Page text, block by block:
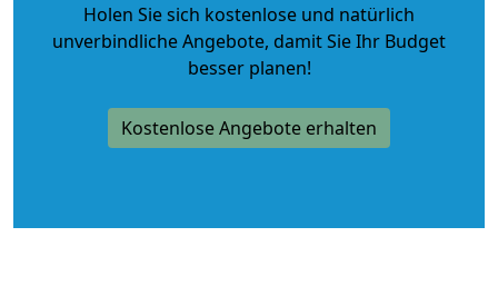
Holen Sie sich kostenlose und natürlich
unverbindliche Angebote, damit Sie Ihr Budget
besser planen!
Kostenlose Angebote erhalten